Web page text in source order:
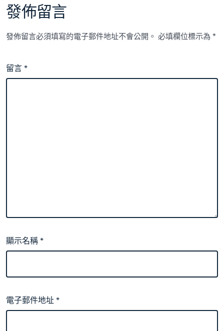
發佈留言
發佈留言必須填寫的電子郵件地址不會公開。 必填欄位標示為*
留言*
顯示名稱*
電子郵件地址*